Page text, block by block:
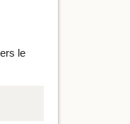
le